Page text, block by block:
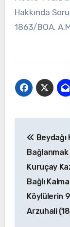
Hakkında
1863/BOA.
Beydağı
Kuruçay
Bağlı
Köylülerin
Arzuhali